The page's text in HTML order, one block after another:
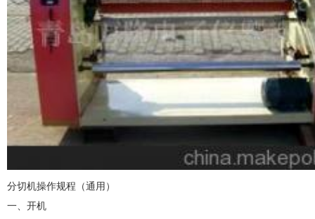
分切机操作规程（通用）
一、开机